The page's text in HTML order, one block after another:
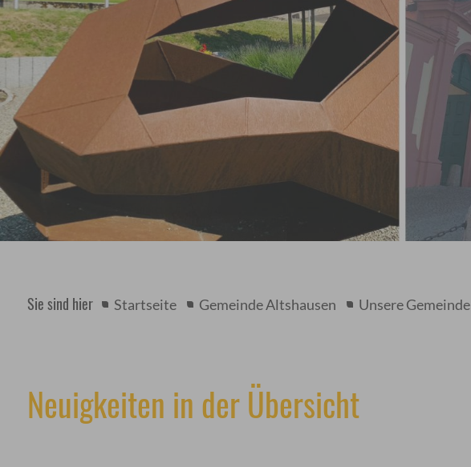
Sie sind hier Startseite Gemeinde Altshausen Unsere Gemeinde
Neuigkeiten in der Übersicht